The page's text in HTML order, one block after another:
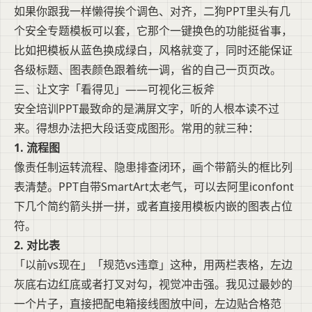
如果你跟我一样懒得挨个调色、对齐，二狗PPT里头有几
个安全专题模板可以套，它那个一键换色的功能挺省事，
比如把模板从蓝色换成绿白，风格就变了，同时还能保证
各级标题、图表颜色跟着统一调，省的自己一页页改。
三、让文字「看得见」——可视化三板斧
安全培训PPT最致命的是满屏文字，听的人根本读不过
来。得想办法把大段话变成图形。常用的就三种：
1. 流程图
像责任制运转流程、隐患排查闭环，画个带箭头的框比列
表清楚。PPT自带SmartArt太老气，可以去阿里iconfont
下几个简约箭头拼一拼，或者直接用模板内嵌的图表占位
符。
2. 对比表
「以前vs现在」「规范vs违章」这种，用两栏表格，左边
灰底右边红底或者打叉对勾，视觉冲击强。我见过最妙的
一个片子，直接把配电箱接线图放中间，左边贴合格范